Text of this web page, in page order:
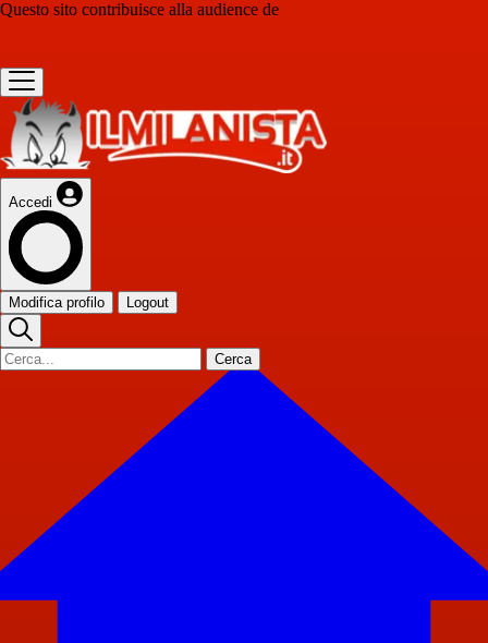
Questo sito contribuisce alla audience de
Accedi
Modifica profilo Logout
Cerca